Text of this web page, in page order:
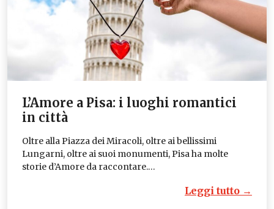
L’Amore a Pisa: i luoghi romantici
in città
Oltre alla Piazza dei Miracoli, oltre ai bellissimi
Lungarni, oltre ai suoi monumenti, Pisa ha molte
storie d’Amore da raccontare.…
Leggi tutto →